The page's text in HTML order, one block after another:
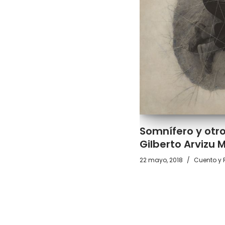
Somnífero y
Gilberto Arvizu
22 mayo, 2018 Cuento y